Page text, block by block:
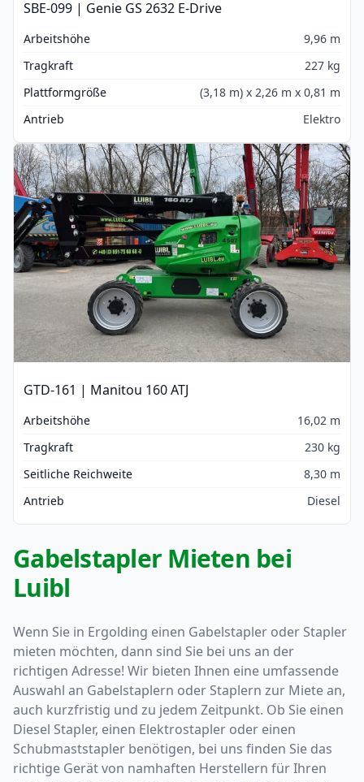
SBE-099 | Genie GS 2632 E-Drive
Arbeitshöhe
9,96 m
Tragkraft
227 kg
Plattformgröße
(3,18 m) x 2,26 m x 0,81 m
Antrieb
Elektro
GTD-161 | Manitou 160 ATJ
Arbeitshöhe
16,02 m
Tragkraft
230 kg
Seitliche Reichweite
8,30 m
Antrieb
Diesel
Gabelstapler Mieten bei
Luibl
Wenn Sie in Ergolding einen Gabelstapler oder Stapler
mieten möchten, dann sind Sie bei uns an der
richtigen Adresse! Wir bieten Ihnen eine umfassende
Auswahl an Gabelstaplern oder Staplern zur Miete an,
auch kurzfristig und zu jedem Zeitpunkt. Ob Sie einen
Diesel Stapler, einen Elektrostapler oder einen
Schubmaststapler benötigen, bei uns finden Sie das
richtige Gerät von namhaften Herstellern für Ihren